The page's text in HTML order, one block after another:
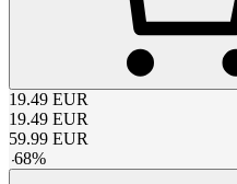
19.49 EUR
19.49 EUR
59.99 EUR
-68%